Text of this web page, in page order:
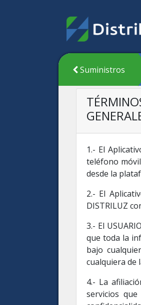
Suministros
1.- El
teléfono
desde la
2.- El
DISTRILUZ
3.- El
que toda la
bajo
cualquiera de
4.- La
servicios